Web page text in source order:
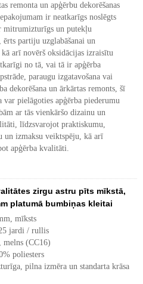
remonta un apģērbu dekorēšanas
ir neatkarīgs noslēgts
mitrumizturīgs un putekļu
ērts partiju uzglabāšanai un
kā arī novērš oksidācijas izraisītu
no tā, vai tā ir apģērba
paraugu izgatavošana vai
dekorēšana un ārkārtas remonts, šī
var pielāgoties apģērba piederumu
ar tās vienkāršo dizainu un
līdzsvarojot praktiskumu,
un izmaksu veiktspēju, kā arī
apģērba kvalitāti.
zirgu astru pīts mīkstā,
platumā bumbiņas kleitai
mīksts
jardi / rullis
melns (CC16)
poliesters
pilna izmēra un standarta krāsa